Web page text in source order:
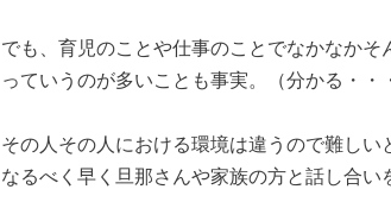
でも、育児のことや仕事のことでなかなか
っていうのが多いことも事実。（分かる・・
その人その人における環境は違うので難しい
なるべく早く旦那さんや家族の方と話し合い